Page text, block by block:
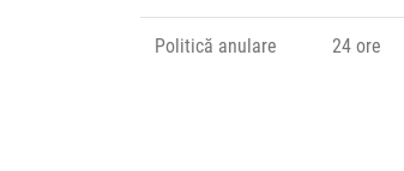
Politică anulare 24 ore